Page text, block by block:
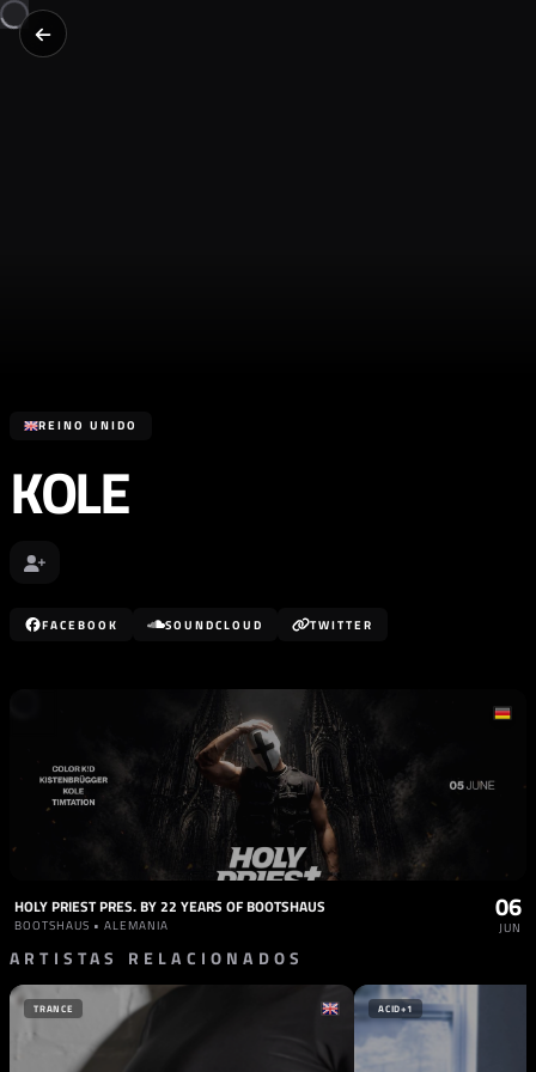
REINO UNIDO
KOLE
FACEBOOK SOUNDCLOUD TWITTER
HOLY PRIEST PRES. BY 22 YEARS OF BOOTSHAUS
BOOTSHAUS • ALEMANIA
06
JUN
ARTISTAS RELACIONADOS
TRANCE ACID+1